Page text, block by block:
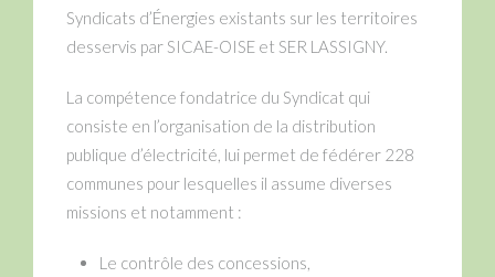
Syndicats d’Énergies existants sur les territoires
desservis par SICAE-OISE et SER LASSIGNY.
La compétence fondatrice du Syndicat qui
consiste en l’organisation de la distribution
publique d’électricité, lui permet de fédérer 228
communes pour lesquelles il assume diverses
missions et notamment :
Le contrôle des concessions,